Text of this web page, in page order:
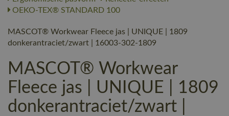
OEKO-TEX® STANDARD 100
MASCOT® Workwear Fleece jas | UNIQUE | 1809
donkerantraciet/zwart | 16003-302-1809
MASCOT® Workwear
Fleece jas | UNIQUE | 1809
donkerantraciet/zwart |